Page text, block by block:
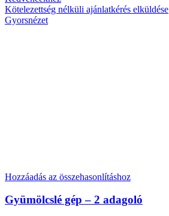
Kötelezettség nélküli ajánlatkérés elküldése
Gyorsnézet
Hozzáadás az összehasonlításhoz
Gyümölcslé gép – 2 adagoló